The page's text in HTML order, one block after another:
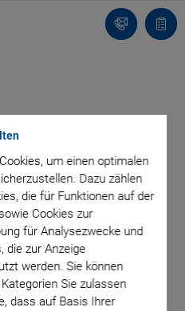
um einen optimalen
Dazu zählen
die für Funktionen auf der
Cookies zur
für Analysezwecke und
die zur Anzeige
werden. Sie können
Sie zulassen
dass auf Basis Ihrer
Kontakt